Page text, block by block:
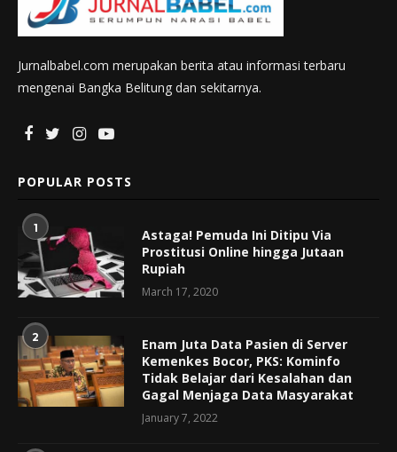
Jurnalbabel.com merupakan berita atau informasi terbaru
mengenai Bangka Belitung dan sekitarnya.
POPULAR POSTS
1
Astaga! Pemuda Ini Ditipu Via
Prostitusi Online hingga Jutaan
Rupiah
March 17, 2020
2
Enam Juta Data Pasien di Server
Kemenkes Bocor, PKS: Kominfo
Tidak Belajar dari Kesalahan dan
Gagal Menjaga Data Masyarakat
January 7, 2022